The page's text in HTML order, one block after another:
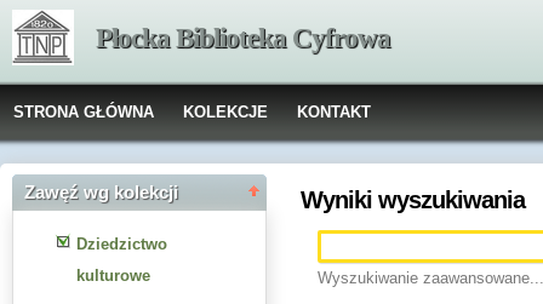
Płocka Biblioteka Cyfrowa
STRONA GŁÓWNA KOLEKCJE KONTAKT
Zawęź wg kolekcji
Dziedzictwo
kulturowe
Wyniki wyszukiwania
Wyszukiwanie zaawansowane...